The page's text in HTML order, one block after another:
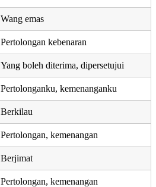
Wang emas
Pertolongan kebenaran
Yang boleh diterima, dipersetujui
Pertolonganku, kemenanganku
Berkilau
Pertolongan, kemenangan
Berjimat
Pertolongan, kemenangan